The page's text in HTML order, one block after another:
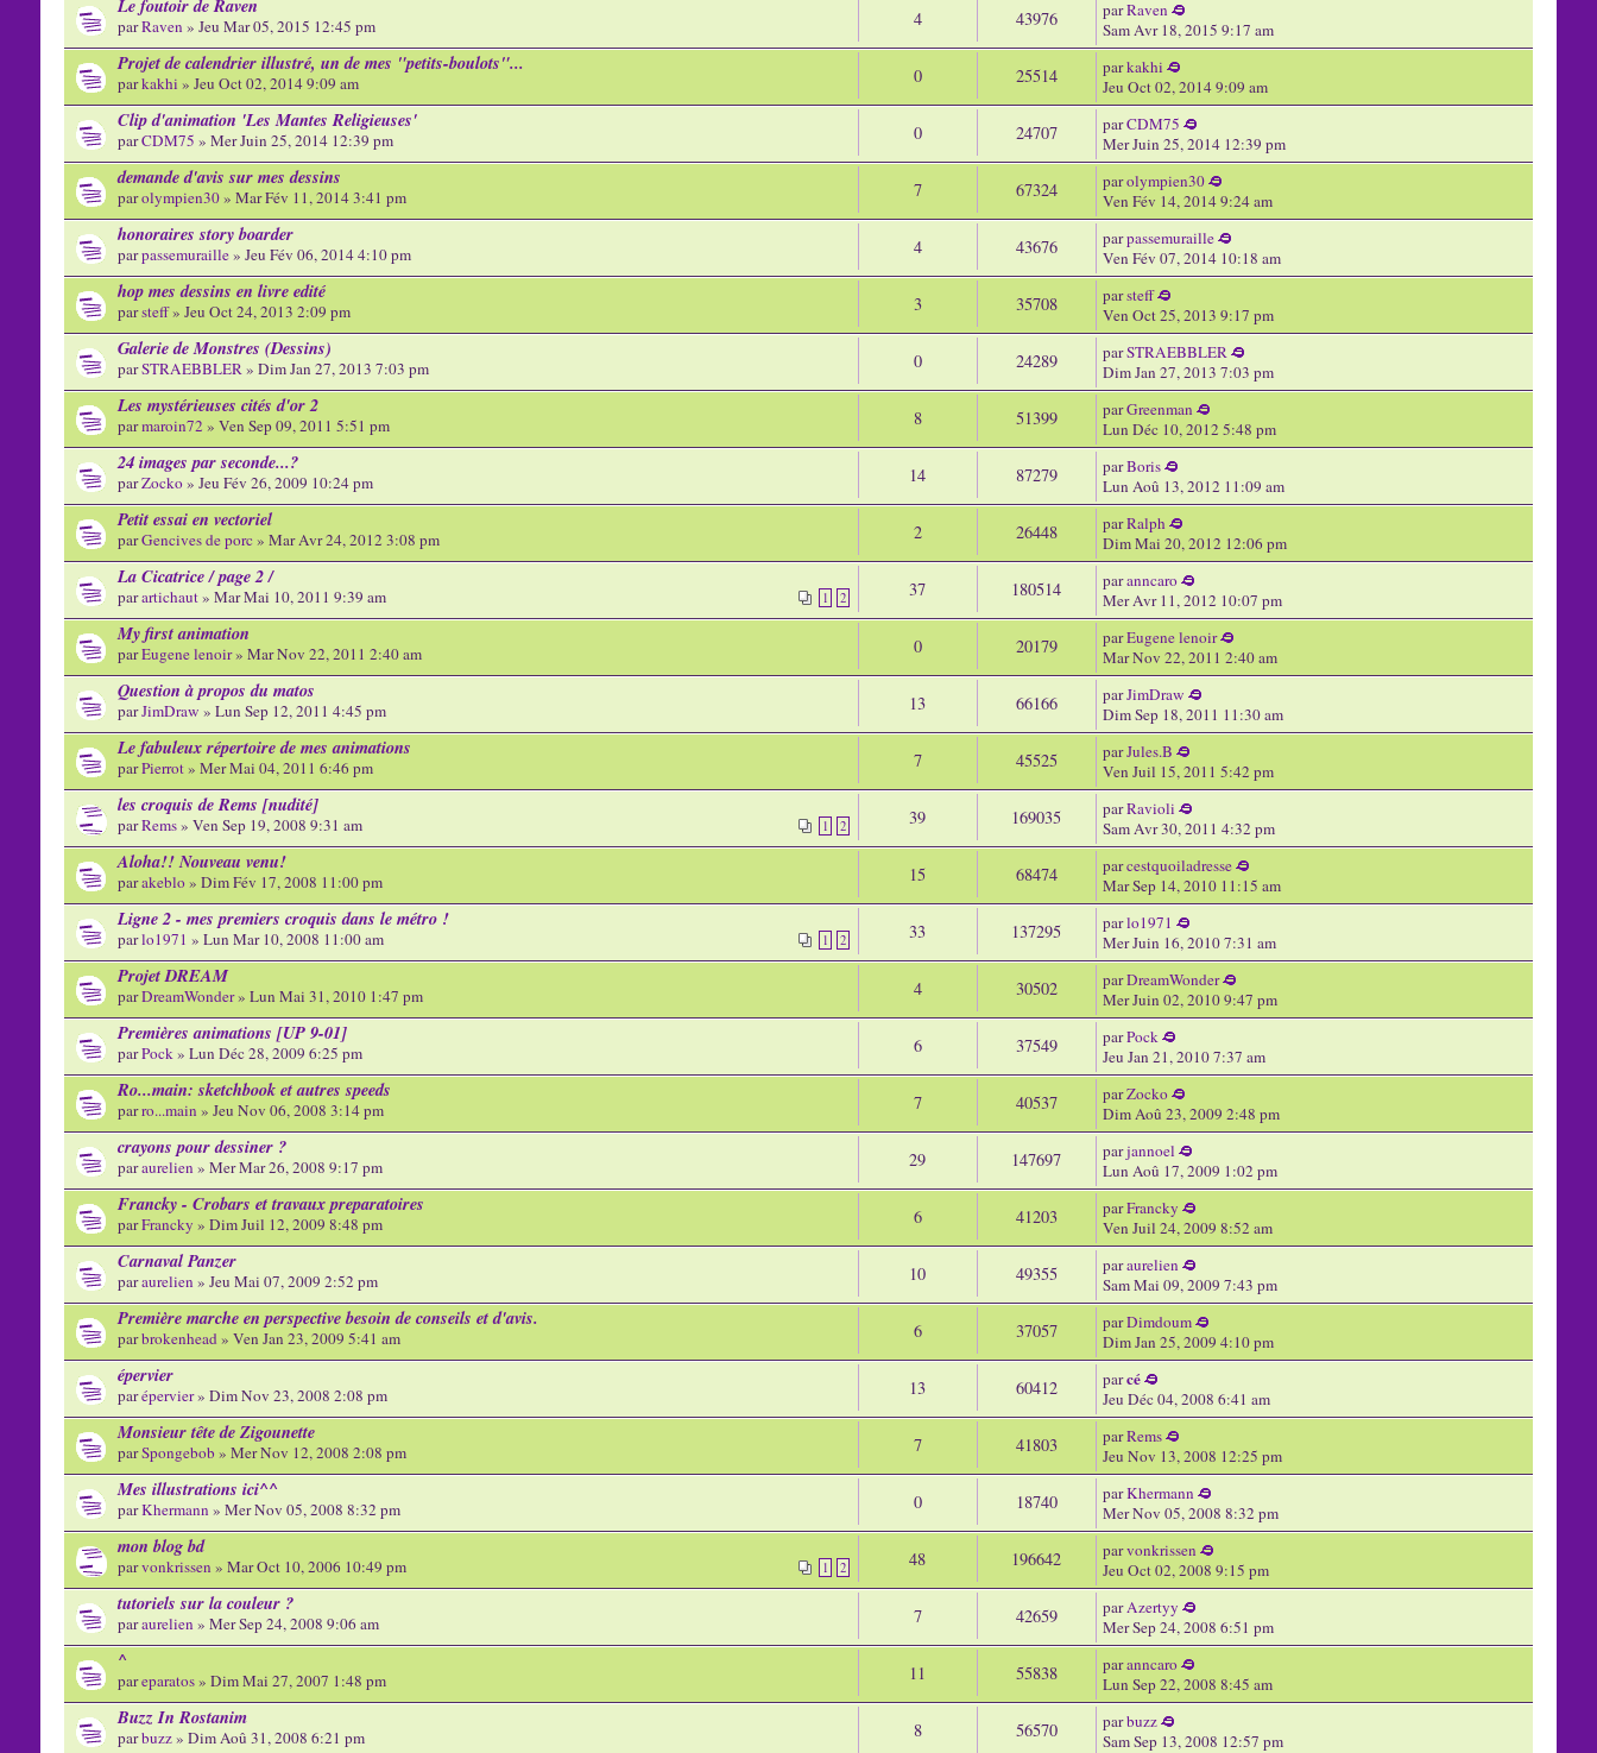
Le foutoir de Raven
parRaven » Jeu Mar 05, 2015 12:45 pm 4 43976 parRaven
Sam Avr 18, 2015 9:17 am
Projet de calendrier illustré, un de mes "petits-boulots"...
parkakhi » Jeu Oct 02, 2014 9:09 am 0 25514 parkakhi
Jeu Oct 02, 2014 9:09 am
Clip d'animation 'Les Mantes Religieuses'
parCDM75 » Mer Juin 25, 2014 12:39 pm 0 24707 parCDM75
Mer Juin 25, 2014 12:39 pm
demande d'avis sur mes dessins
parolympien30» Mar Fév 11, 2014 3:41 pm 7 67324 parolympien30
Ven Fév 14, 2014 9:24 am
honoraires story boarder
parpassemuraille» Jeu Fév 06, 2014 4:10 pm 4 43676 parpassemuraille
Ven Fév 07, 2014 10:18 am
hop mes dessins en livre edité
parsteff» Jeu Oct 24, 2013 2:09 pm 3 35708 parsteff
Ven Oct 25, 2013 9:17 pm
Galerie de Monstres (Dessins)
parSTRAEBBLER» Dim Jan 27, 2013 7:03 pm 0 24289 parSTRAEBBLER
Dim Jan 27, 2013 7:03 pm
Les mystérieuses cités d'or 2
parmaroin72 » Ven Sep 09, 2011 5:51 pm 8 51399 parGreenman
Lun Déc 10, 2012 5:48 pm
24 images par seconde...?
parZocko» Jeu Fév 26, 2009 10:24 pm 14 87279 parBoris
Lun Aoû 13, 2012 11:09 am
Petit essai en vectoriel
parGencives de porc» Mar Avr 24, 2012 3:08 pm 2 26448 parRalph
Dim Mai 20, 2012 12:06 pm
La Cicatrice / page 2 /
1 2
parartichaut» Mar Mai 10, 2011 9:39 am 37 180514 paranncaro
Mer Avr 11, 2012 10:07 pm
My first animation
parEugene lenoir» Mar Nov 22, 2011 2:40 am 0 20179 parEugene lenoir
Mar Nov 22, 2011 2:40 am
Question à propos du matos
parJimDraw » Lun Sep 12, 2011 4:45 pm 13 66166 parJimDraw
Dim Sep 18, 2011 11:30 am
Le fabuleux répertoire de mes animations
parPierrot» Mer Mai 04, 2011 6:46 pm 7 45525 parJules.B
Ven Juil 15, 2011 5:42 pm
les croquis de Rems [nudité]
1 2
parRems» Ven Sep 19, 2008 9:31 am 39 169035 parRavioli
Sam Avr 30, 2011 4:32 pm
Aloha!! Nouveau venu!
parakeblo» Dim Fév 17, 2008 11:00 pm 15 68474 parcestquoiladresse
Mar Sep 14, 2010 11:15 am
Ligne 2 - mes premiers croquis dans le métro !
1 2
parlo1971 » Lun Mar 10, 2008 11:00 am 33 137295 parlo1971
Mer Juin 16, 2010 7:31 am
Projet DREAM
parDreamWonder» Lun Mai 31, 2010 1:47 pm 4 30502 parDreamWonder
Mer Juin 02, 2010 9:47 pm
Premières animations [UP 9-01]
parPock» Lun Déc 28, 2009 6:25 pm 6 37549 parPock
Jeu Jan 21, 2010 7:37 am
Ro...main: sketchbook et autres speeds
parro...main » Jeu Nov 06, 2008 3:14 pm 7 40537 parZocko
Dim Aoû 23, 2009 2:48 pm
crayons pour dessiner ?
paraurelien » Mer Mar 26, 2008 9:17 pm 29 147697 parjannoel
Lun Aoû 17, 2009 1:02 pm
Francky - Crobars et travaux preparatoires
parFrancky » Dim Juil 12, 2009 8:48 pm 6 41203 parFrancky
Ven Juil 24, 2009 8:52 am
Carnaval Panzer
paraurelien » Jeu Mai 07, 2009 2:52 pm 10 49355 paraurelien
Sam Mai 09, 2009 7:43 pm
Première marche en perspective besoin de conseils et d'avis.
parbrokenhead» Ven Jan 23, 2009 5:41 am 6 37057 parDimdoum
Dim Jan 25, 2009 4:10 pm
épervier
parépervier» Dim Nov 23, 2008 2:08 pm 13 60412 parcé
Jeu Déc 04, 2008 6:41 am
Monsieur tête de Zigounette
parSpongebob » Mer Nov 12, 2008 2:08 pm 7 41803 parRems
Jeu Nov 13, 2008 12:25 pm
Mes illustrations ici^^
parKhermann » Mer Nov 05, 2008 8:32 pm 0 18740 parKhermann
Mer Nov 05, 2008 8:32 pm
mon blog bd
1 2
parvonkrissen » Mar Oct 10, 2006 10:49 pm 48 196642 parvonkrissen
Jeu Oct 02, 2008 9:15 pm
tutoriels sur la couleur ?
paraurelien » Mer Sep 24, 2008 9:06 am 7 42659 parAzertyy
Mer Sep 24, 2008 6:51 pm
^
pareparatos» Dim Mai 27, 2007 1:48 pm 11 55838 paranncaro
Lun Sep 22, 2008 8:45 am
Buzz In Rostanim
parbuzz» Dim Aoû 31, 2008 6:21 pm 8 56570 parbuzz
Sam Sep 13, 2008 12:57 pm